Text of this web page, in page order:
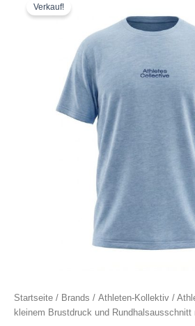
Verkauf!
Startseite / Brands / Athleten-Kollektiv /
kleinem Brustdruck und
bis
kr.
Collective